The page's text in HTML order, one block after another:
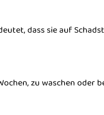
dass sie auf
zu waschen oder